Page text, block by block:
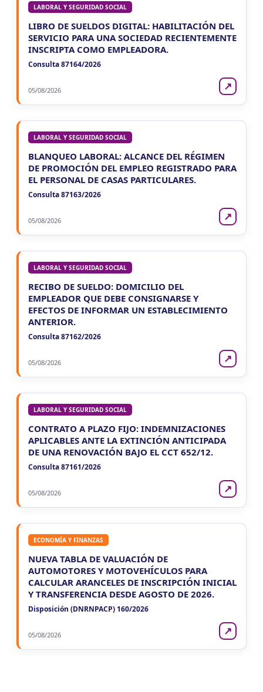
LABORAL Y SEGURIDAD SOCIAL
LIBRO DE SUELDOS DIGITAL: HABILITACIÓN DEL
SERVICIO PARA UNA SOCIEDAD RECIENTEMENTE
INSCRIPTA COMO EMPLEADORA.
Consulta 87164/2026
05/08/2026 ↗
LABORAL Y SEGURIDAD SOCIAL
BLANQUEO LABORAL: ALCANCE DEL RÉGIMEN
DE PROMOCIÓN DEL EMPLEO REGISTRADO PARA
EL PERSONAL DE CASAS PARTICULARES.
Consulta 87163/2026
05/08/2026 ↗
LABORAL Y SEGURIDAD SOCIAL
RECIBO DE SUELDO: DOMICILIO DEL
EMPLEADOR QUE DEBE CONSIGNARSE Y
EFECTOS DE INFORMAR UN ESTABLECIMIENTO
ANTERIOR.
Consulta 87162/2026
05/08/2026 ↗
LABORAL Y SEGURIDAD SOCIAL
CONTRATO A PLAZO FIJO: INDEMNIZACIONES
APLICABLES ANTE LA EXTINCIÓN ANTICIPADA
DE UNA RENOVACIÓN BAJO EL CCT 652/12.
Consulta 87161/2026
05/08/2026 ↗
ECONOMÍA Y FINANZAS
NUEVA TABLA DE VALUACIÓN DE
AUTOMOTORES Y MOTOVEHÍCULOS PARA
CALCULAR ARANCELES DE INSCRIPCIÓN INICIAL
Y TRANSFERENCIA DESDE AGOSTO DE 2026.
Disposición (DNRNPACP) 160/2026
05/08/2026 ↗